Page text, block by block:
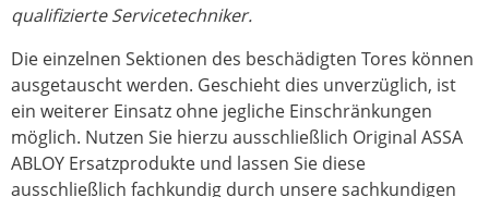
qualifizierte Servicetechniker.
Die einzelnen Sektionen des beschädigten Tores können
ausgetauscht werden. Geschieht dies unverzüglich, ist
ein weiterer Einsatz ohne jegliche Einschränkungen
möglich. Nutzen Sie hierzu ausschließlich Original ASSA
ABLOY Ersatzprodukte und lassen Sie diese
ausschließlich fachkundig durch unsere sachkundigen